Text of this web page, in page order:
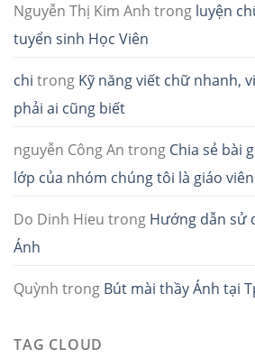
Nguyễn Thị Kim Anh trong luyện
tuyển sinh Học Viên
chi trong Kỹ năng viết chữ nhanh,
phải ai cũng biết
nguyễn Công An trong Chia sẻ bài
lớp của nhóm chúng tôi là giáo
Do Dinh Hieu trong Hướng dẫn sử
Ánh
Quỳnh trong Bút mài thầy Ánh tại
TAG CLOUD